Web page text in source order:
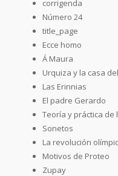
corrigenda
Número 24
title_page
Ecce homo
Á Maura
Urquiza y la casa
Las Erinnias
El padre Gerardo
Teoría y práctica de
Sonetos
La revolución
Motivos de Proteo
Zupay